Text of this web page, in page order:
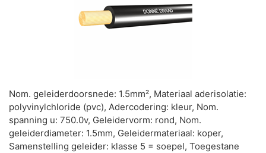
Nom. geleiderdoorsnede: 1.5mm², Materiaal aderisolatie:
polyvinylchloride (pvc), Adercodering: kleur, Nom.
spanning u: 750.0v, Geleidervorm: rond, Nom.
geleiderdiameter: 1.5mm, Geleidermateriaal: koper,
Samenstelling geleider: klasse 5 = soepel, Toegestane